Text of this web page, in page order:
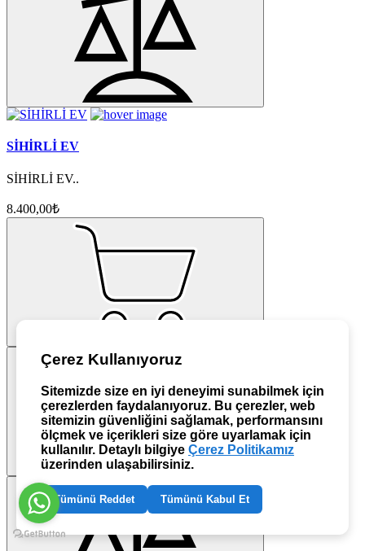
SİHİRLİ EV
SİHİRLİ EV..
8.400,00₺
Çerez Kullanıyoruz
Sitemizde size en iyi deneyimi sunabilmek için
çerezlerden faydalanıyoruz. Bu çerezler, web
sitemizin güvenliğini sağlamak, performansını
ölçmek ve içerikleri size göre uyarlamak için
kullanılır. Detaylı bilgiye Çerez Politikamız
üzerinden ulaşabilirsiniz.
Tümünü Reddet Tümünü Kabul Et